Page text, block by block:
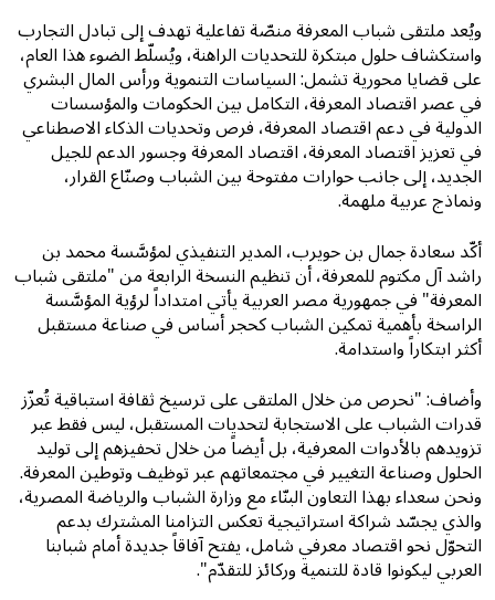
ويُعد ملتقى شباب المعرفة منصّة تفاعلية تهدف إلى تبادل التجارب
واستكشاف حلول مبتكرة للتحديات الراهنة، ويُسلّط الضوء هذا العام،
على قضايا محورية تشمل: السياسات التنموية ورأس المال البشري
في عصر اقتصاد المعرفة، التكامل بين الحكومات والمؤسسات
الدولية في دعم اقتصاد المعرفة، فرص وتحديات الذكاء الاصطناعي
في تعزيز اقتصاد المعرفة، اقتصاد المعرفة وجسور الدعم للجيل
الجديد، إلى جانب حوارات مفتوحة بين الشباب وصنّاع القرار،
ونماذج عربية ملهمة.
أكّد سعادة جمال بن حويرب، المدير التنفيذي لمؤسَّسة محمد بن
راشد آل مكتوم للمعرفة، أن تنظيم النسخة الرابعة من "ملتقى شباب
المعرفة" في جمهورية مصر العربية يأتي امتداداً لرؤية المؤسَّسة
الراسخة بأهمية تمكين الشباب كحجر أساس في صناعة مستقبل
أكثر ابتكاراً واستدامة.
وأضاف: "نحرص من خلال الملتقى على ترسيخ ثقافة استباقية تُعزّز
قدرات الشباب على الاستجابة لتحديات المستقبل، ليس فقط عبر
تزويدهم بالأدوات المعرفية، بل أيضاً من خلال تحفيزهم إلى توليد
الحلول وصناعة التغيير في مجتمعاتهم عبر توظيف وتوطين المعرفة.
ونحن سعداء بهذا التعاون البنّاء مع وزارة الشباب والرياضة المصرية،
والذي يجسّد شراكة استراتيجية تعكس التزامنا المشترك بدعم
التحوّل نحو اقتصاد معرفي شامل، يفتح آفاقاً جديدة أمام شبابنا
العربي ليكونوا قادة للتنمية وركائز للتقدّم".